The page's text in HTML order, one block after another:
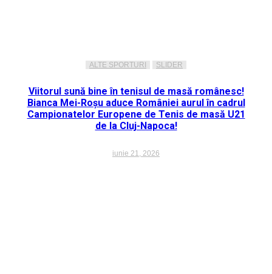
ALTE SPORTURI SLIDER
Viitorul sună bine în tenisul de masă românesc!
Bianca Mei-Roșu aduce României aurul în cadrul
Campionatelor Europene de Tenis de masă U21
de la Cluj-Napoca!
iunie 21, 2026